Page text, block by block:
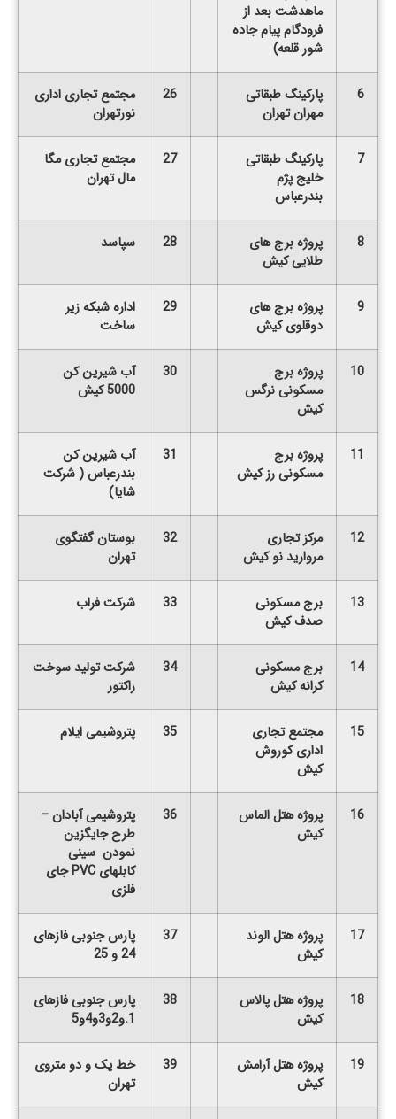
ماهدشت بعد از
فرودگام پیام جاده
شور قلعه)
6
پارکینگ طبقاتی
مهران تهران
26
مجتمع تجاری اداری
نورتهران
7
پارکینگ طبقاتی
خلیج پژم
بندرعباس
27
مجتمع تجاری مگا
مال تهران
8
پروژه برج های
طلایی کیش
28 سپاسد
9
پروژه برج های
دوقلوی کیش
29
اداره شبکه زیر
ساخت
10
پروژه برج
مسکونی نرگس
کیش
30
آب شیرین کن
5000 کیش
11
پروژه برج
مسکونی رز کیش
31
آب شیرین کن
بندرعباس ( شرکت
شایا)
12
مرکز تجاری
مروارید نو کیش
32
بوستان گفتگوی
تهران
13
برج مسکونی
صدف کیش
33 شرکت فراب
14
برج مسکونی
کرانه کیش
34
شرکت تولید سوخت
راکتور
15
مجتمع تجاری
اداری کوروش
کیش
35 پتروشیمی ایلام
16
پروژه هتل الماس
کیش
36
پتروشیمی آبادان –
طرح جایگزین
نمودن سینی
کابلهای PVCجای
فلزی
17
پروژه هتل الوند
کیش
37
پارس جنوبی فازهای
24 و 25
18
پروژه هتل پالاس
کیش
38
پارس جنوبی فازهای
1.و2و3و4و5
19
پروژه هتل آرامش
کیش
39
خط یک و دو متروی
تهران